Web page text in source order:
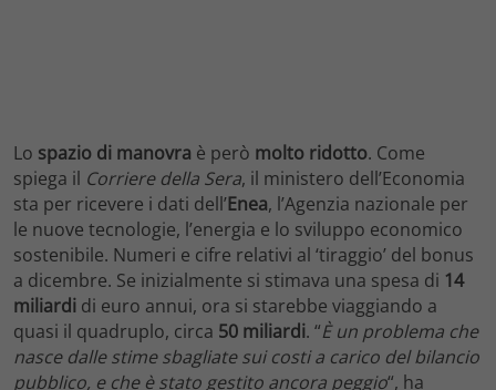
Lo spazio di manovra è però molto ridotto. Come
spiega il Corriere della Sera, il ministero dell’Economia
sta per ricevere i dati dell’Enea, l’Agenzia nazionale per
le nuove tecnologie, l’energia e lo sviluppo economico
sostenibile. Numeri e cifre relativi al ‘tiraggio’ del bonus
a dicembre. Se inizialmente si stimava una spesa di 14
miliardi di euro annui, ora si starebbe viaggiando a
quasi il quadruplo, circa 50 miliardi. “È un problema che
nasce dalle stime sbagliate sui costi a carico del bilancio
pubblico, e che è stato gestito ancora peggio“, ha